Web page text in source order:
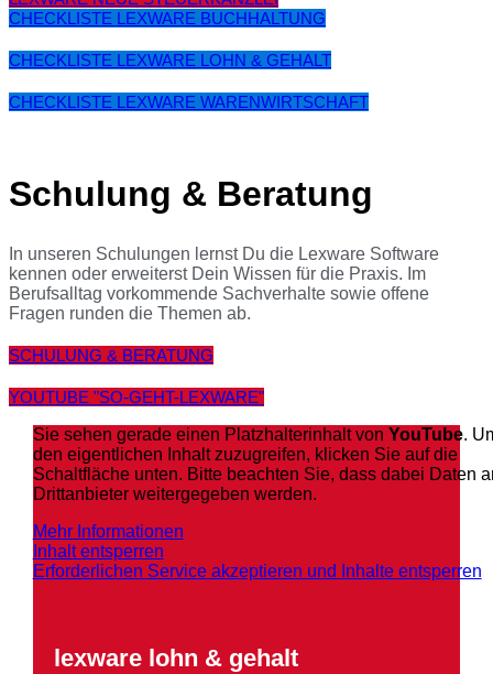
CHECKLISTE LEXWARE BUCHHALTUNG
CHECKLISTE LEXWARE LOHN & GEHALT
CHECKLISTE LEXWARE WARENWIRTSCHAFT
Schulung & Beratung
In unseren Schulungen lernst Du die Lexware Software
kennen oder erweiterst Dein Wissen für die Praxis. Im
Berufsalltag vorkommende Sachverhalte sowie offene
Fragen runden die Themen ab.
SCHULUNG & BERATUNG
YOUTUBE "SO-GEHT-LEXWARE"
Sie sehen gerade einen Platzhalterinhalt von YouTube.
den eigentlichen Inhalt zuzugreifen, klicken Sie auf die
Schaltfläche unten. Bitte beachten Sie, dass dabei Daten
Drittanbieter weitergegeben werden.
Mehr Informationen
Inhalt entsperren
Erforderlichen Service akzeptieren und Inhalte entsperren
lexware lohn & gehalt